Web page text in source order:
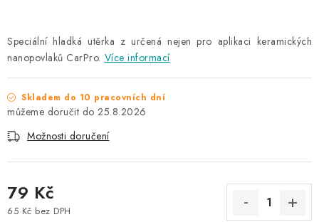
Věrnostní program
Všeobecné obchodní podmínky
Podmínky ochrany osobních údajů
Mapa serveru
Speciální hladká utěrka z určená nejen pro aplikaci keramických
nanopovlaků CarPro. Více informací
Skladem do 10 pracovních dní
25.8.2026
Možnosti doručení
79 Kč
65 Kč bez DPH